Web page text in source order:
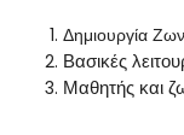
Blocks
Δημιουργία
Βασικές
Μαθητής και